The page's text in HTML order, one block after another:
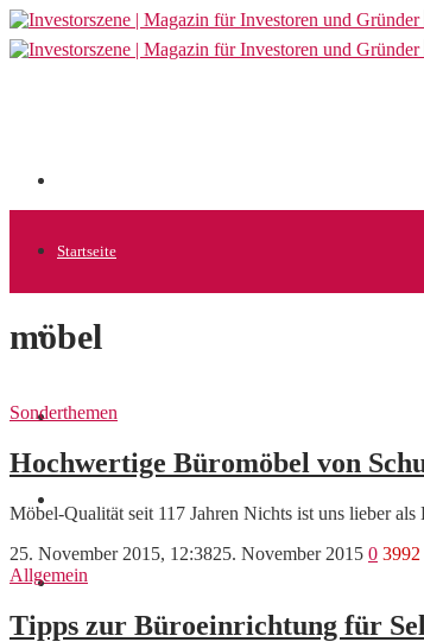
Startseite
Allgemein
Startups
Finanzen
möbel
Sonderthemen
Hochwertige Büromöbel von
Möbel-Qualität seit 117 Jahren Nichts ist uns lieber
25. November 2015, 12:3825. November 2015 0 3992
Allgemein
Tipps zur Büroeinrichtung für